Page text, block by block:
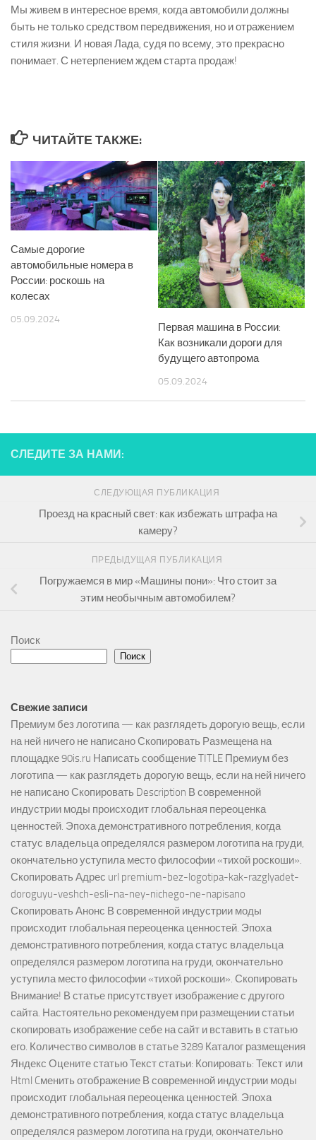
Мы живем в интересное время, когда автомобили должны
быть не только средством передвижения, но и отражением
стиля жизни. И новая Лада, судя по всему, это прекрасно
понимает. С нетерпением ждем старта продаж!
ЧИТАЙТЕ ТАКЖЕ:
Самые дорогие
автомобильные номера в
России: роскошь на
колесах
05.09.2024
Первая машина в России:
Как возникали дороги для
будущего автопрома
05.09.2024
СЛЕДИТЕ ЗА НАМИ:
СЛЕДУЮЩАЯ ПУБЛИКАЦИЯ
Проезд на красный свет: как избежать штрафа на
камеру?
ПРЕДЫДУЩАЯ ПУБЛИКАЦИЯ
Погружаемся в мир «Машины пони»: Что стоит за
этим необычным автомобилем?
Поиск
Поиск
Свежие записи
Премиум без логотипа — как разглядеть дорогую вещь, если
на ней ничего не написано Скопировать Размещена на
площадке 90is.ru Написать сообщение TITLE Премиум без
логотипа — как разглядеть дорогую вещь, если на ней ничего
не написано Скопировать Description В современной
индустрии моды происходит глобальная переоценка
ценностей. Эпоха демонстративного потребления, когда
статус владельца определялся размером логотипа на груди,
окончательно уступила место философии «тихой роскоши».
Скопировать Адрес url premium-bez-logotipa-kak-razglyadet-
doroguyu-veshch-esli-na-ney-nichego-ne-napisano
Скопировать Анонс В современной индустрии моды
происходит глобальная переоценка ценностей. Эпоха
демонстративного потребления, когда статус владельца
определялся размером логотипа на груди, окончательно
уступила место философии «тихой роскоши». Скопировать
Внимание! В статье присутствует изображение с другого
сайта. Настоятельно рекомендуем при размещении статьи
скопировать изображение себе на сайт и вставить в статью
его. Количество символов в статье 3289 Каталог размещения
Яндекс Оцените статью Текст статьи: Копировать: Текст или
Html Cменить отображение В современной индустрии моды
происходит глобальная переоценка ценностей. Эпоха
демонстративного потребления, когда статус владельца
определялся размером логотипа на груди, окончательно